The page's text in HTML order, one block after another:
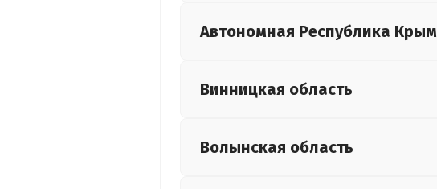
Автономная Республика Крым
Винницкая область
Волынская область